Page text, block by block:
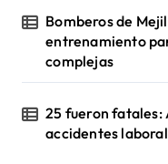
Bomberos de
entrenamiento
complejas
25 fueron fatales:
accidentes